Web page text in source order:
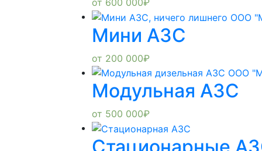
Мини АЗС
от 200 000₽
Модульная АЗС
от 500 000₽